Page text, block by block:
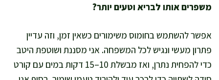
משפרים אותו לבריא וטעים יותר?
אפשר להשתמש בחומוס משימורים כשאין זמן, וזה עדיין
פתרון מעשי ונגיש לכל המשפחה. אני מסננת ושוטפת היטב
כדי להפחית נתרן, ואז מבשלת 10–15 דקות במים עם קורט